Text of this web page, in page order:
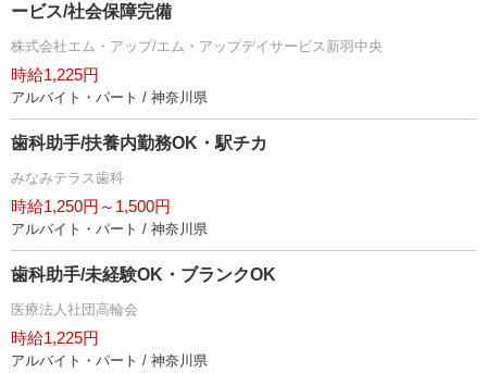
ービス/社会保障完備
株式会社エム・アップ/エム・アップデイサービス新羽中央
時給1,225円
アルバイト・パート / 神奈川県
歯科助手/扶養内勤務OK・駅チカ
みなみテラス歯科
時給1,250円～1,500円
アルバイト・パート / 神奈川県
歯科助手/未経験OK・ブランクOK
医療法人社団高輪会
時給1,225円
アルバイト・パート / 神奈川県